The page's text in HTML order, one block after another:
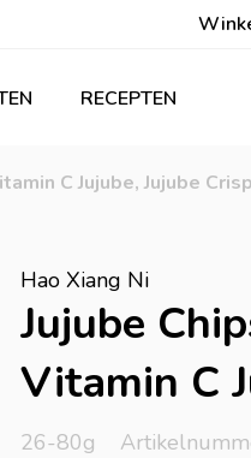
RECEPTEN
C Jujube, Jujube
Hao Xiang Ni
Jujube
Vitamin C
26-80g